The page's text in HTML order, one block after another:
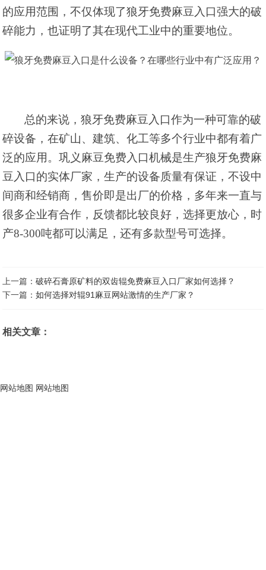
的应用范围，不仅体现了狼牙免费麻豆入口强大的破
碎能力，也证明了其在现代工业中的重要地位。
总的来说，狼牙免费麻豆入口作为一种可靠的破
碎设备，在矿山、建筑、化工等多个行业中都有着广
泛的应用。巩义麻豆免费入口机械是生产狼牙免费麻
豆入口的实体厂家，生产的设备质量有保证，不设中
间商和经销商，售价即是出厂的价格 ，多年来一直与
很多企业有合作，反馈都比较良好，选择更放心，时
产8-300吨都可以满足，还有多款型号可选择。
上一篇：破碎石膏原矿料的双齿辊免费麻豆入口厂家如何选择？
下一篇：如何选择对辊91麻豆网站激情的生产厂家？
相关文章：
网站地图 网站地图